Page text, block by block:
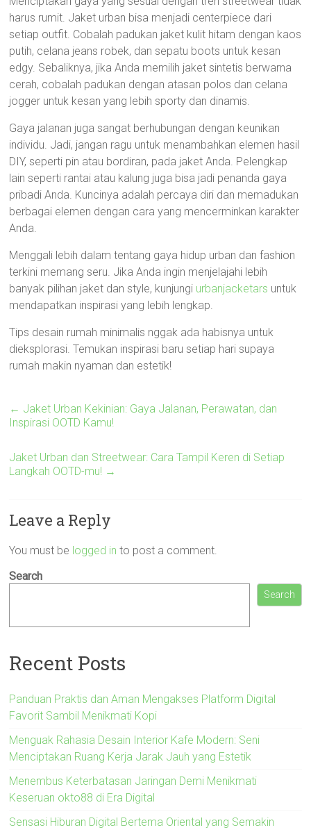
harus rumit. Jaket urban bisa menjadi centerpiece dari
setiap outfit. Cobalah padukan jaket kulit hitam dengan kaos
putih, celana jeans robek, dan sepatu boots untuk kesan
edgy. Sebaliknya, jika Anda memilih jaket sintetis berwarna
cerah, cobalah padukan dengan atasan polos dan celana
jogger untuk kesan yang lebih sporty dan dinamis.
Gaya jalanan juga sangat berhubungan dengan keunikan
individu. Jadi, jangan ragu untuk menambahkan elemen hasil
DIY, seperti pin atau bordiran, pada jaket Anda. Pelengkap
lain seperti rantai atau kalung juga bisa jadi penanda gaya
pribadi Anda. Kuncinya adalah percaya diri dan memadukan
berbagai elemen dengan cara yang mencerminkan karakter
Anda.
Menggali lebih dalam tentang gaya hidup urban dan fashion
terkini memang seru. Jika Anda ingin menjelajahi lebih
banyak pilihan jaket dan style, kunjungi urbanjacketars untuk
mendapatkan inspirasi yang lebih lengkap.
Tips desain rumah minimalis nggak ada habisnya untuk
dieksplorasi. Temukan inspirasi baru setiap hari supaya
rumah makin nyaman dan estetik!
← Jaket Urban Kekinian: Gaya Jalanan, Perawatan, dan
Inspirasi OOTD Kamu!
Jaket Urban dan Streetwear: Cara Tampil Keren di Setiap
Langkah OOTD-mu! →
Leave a Reply
You must be logged in to post a comment.
Search
Search
Recent Posts
Panduan Praktis dan Aman Mengakses Platform Digital
Favorit Sambil Menikmati Kopi
Menguak Rahasia Desain Interior Kafe Modern: Seni
Menciptakan Ruang Kerja Jarak Jauh yang Estetik
Menembus Keterbatasan Jaringan Demi Menikmati
Keseruan okto88 di Era Digital
Sensasi Hiburan Digital Bertema Oriental yang Semakin